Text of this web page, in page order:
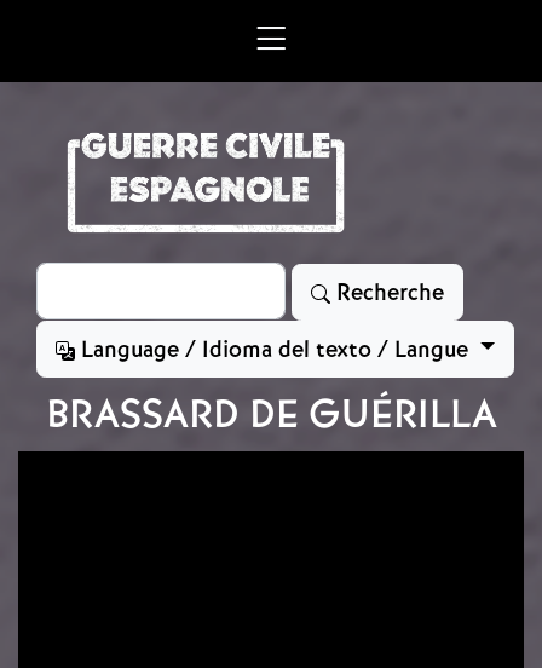
Rechercher
Recherche
Language / Idioma del texto / Langue
BRASSARD DE GUÉRILLA